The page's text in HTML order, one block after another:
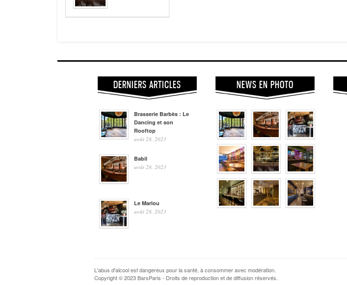
DERNIERS ARTICLES
Brasserie Barbès : Le
Dancing et son
Rooftop
août 28, 2023
Babil
août 28, 2023
Le Marlou
août 28, 2023
NEWS EN PHOTO
L'abus d'alcool est dangereux pour la santé, à consommer avec modération.
Copyright © 2023 BarsParis - Droits de reproduction et de diffusion réservés.